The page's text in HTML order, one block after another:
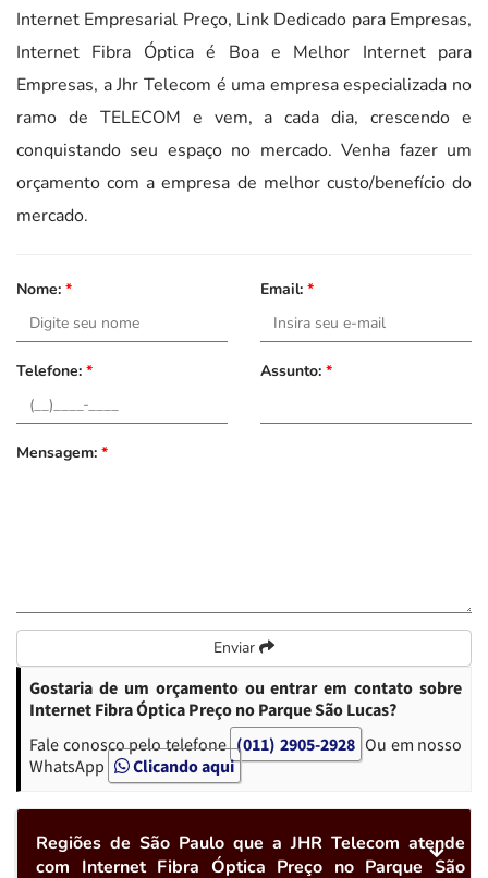
Internet Empresarial Preço, Link Dedicado para Empresas,
Internet Fibra Óptica é Boa e Melhor Internet para
Empresas, a Jhr Telecom é uma empresa especializada no
ramo de TELECOM e vem, a cada dia, crescendo e
conquistando seu espaço no mercado. Venha fazer um
orçamento com a empresa de melhor custo/benefício do
mercado.
Nome: * Email: *
Telefone: * Assunto: *
Mensagem: *
Enviar
Gostaria de um orçamento ou entrar em contato sobre
Internet Fibra Óptica Preço no Parque São Lucas?
Fale conosco pelo telefone (011) 2905-2928 Ou em nosso
WhatsApp
Clicando aqui
Regiões de São Paulo que a JHR Telecom atende
com Internet Fibra Óptica Preço no Parque São